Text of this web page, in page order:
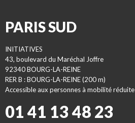
PARIS SUD
INITIATIVES
43, boulevard du Maréchal Joffre
92340 BOURG-LA-REINE
RER B : BOURG-LA-REINE (200 m)
Accessible aux personnes à mobilité réduite
01 41 13 48 23